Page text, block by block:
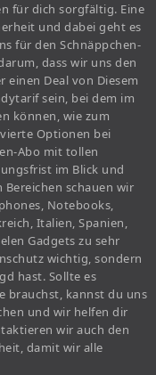
für dich sorgfältig. Eine
und dabei geht es
für den Schnäppchen-
dass wir uns den
einen Deal von Diesem
sein, bei dem im
können, wie zum
Optionen bei
Abo mit tollen
im Blick und
Bereichen schauen wir
Notebooks,
Italien, Spanien,
Gadgets zu sehr
wichtig, sondern
hast. Sollte es
brauchst, kannst du uns
und wir helfen dir
wir auch den
damit wir alle